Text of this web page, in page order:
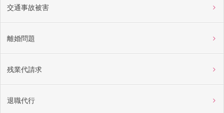
交通事故被害
離婚問題
残業代請求
退職代行